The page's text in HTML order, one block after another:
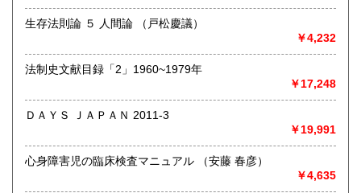
取り扱い分野
語国文、外国文学、古典籍、近代文献、趣味、外国書、サブ
カルチャー、古書一般（その他）
生存法則論 ５ 人間論 （戸松慶議）
￥4,232
法制史文献目録「2」1960~1979年
￥17,248
ＤＡＹＳ ＪＡＰＡＮ 2011-3
￥19,991
心身障害児の臨床検査マニュアル （安藤 春彦）
￥4,635